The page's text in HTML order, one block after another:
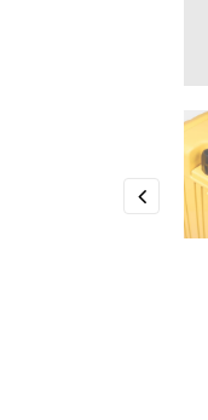
Previous